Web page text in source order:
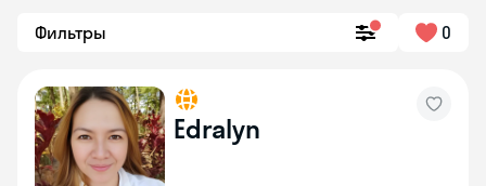
Фильтры 0
Edralyn